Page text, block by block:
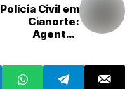
Polícia Civil em
Cianorte:
Agentes
homicídio
qualificado